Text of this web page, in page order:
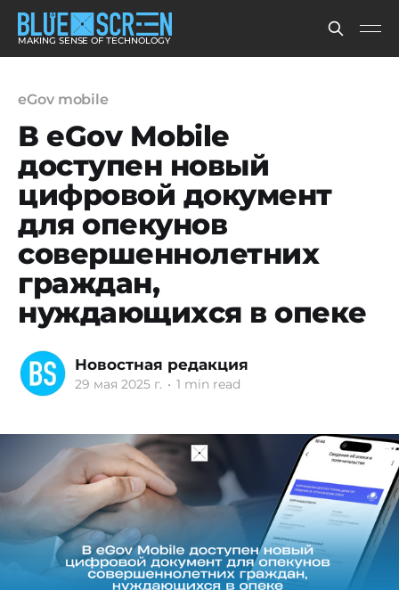
MAKING SENSE OF TECHNOLOGY
eGov mobile
В eGov Mobile
доступен новый
цифровой документ
для опекунов
совершеннолетних
граждан,
нуждающихся в опеке
Новостная редакция
29 мая 2025 г. • 1 min read